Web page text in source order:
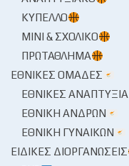
ΚΎΠΕΛΛΟ
ΜΊΝΙ & ΣΧΟΛΙΚΌ
ΠΡΩΤΆΘΛΗΜΑ
ΕΘΝΙΚΈΣ ΟΜΆΔΕΣ
ΕΘΝΙΚΈΣ
ΕΘΝΙΚΉ ΑΝΔΡΏΝ
ΕΘΝΙΚΉ ΓΥΝΑΙΚΏΝ
ΕΙΔΙΚΈΣ ΔΙΟΡΓΑΝΏΣΕΙΣ